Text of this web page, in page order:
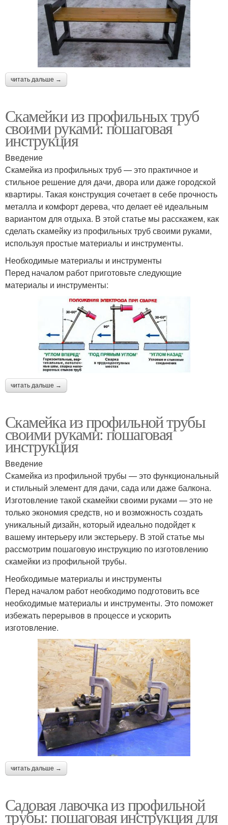
читать дальше →
Скамейки из профильных труб
своими руками: пошаговая
инструкция
Введение
Скамейка из профильных труб — это практичное и
стильное решение для дачи, двора или даже городской
квартиры. Такая конструкция сочетает в себе прочность
металла и комфорт дерева, что делает её идеальным
вариантом для отдыха. В этой статье мы расскажем, как
сделать скамейку из профильных труб своими руками,
используя простые материалы и инструменты.
Необходимые материалы и инструменты
Перед началом работ приготовьте следующие
материалы и инструменты:
читать дальше →
Скамейка из профильной трубы
своими руками: пошаговая
инструкция
Введение
Скамейка из профильной трубы — это функциональный
и стильный элемент для дачи, сада или даже балкона.
Изготовление такой скамейки своими руками — это не
только экономия средств, но и возможность создать
уникальный дизайн, который идеально подойдет к
вашему интерьеру или экстерьеру. В этой статье мы
рассмотрим пошаговую инструкцию по изготовлению
скамейки из профильной трубы.
Необходимые материалы и инструменты
Перед началом работ необходимо подготовить все
необходимые материалы и инструменты. Это поможет
избежать перерывов в процессе и ускорить
изготовление.
читать дальше →
Садовая лавочка из профильной
трубы: пошаговая инструкция для